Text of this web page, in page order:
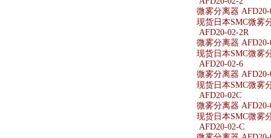
微雾分离器 AFD20-
现货日本SMC微雾
AFD20-02-2R
微雾分离器 AFD20-
现货日本SMC微雾
AFD20-02-6
微雾分离器 AFD20-
现货日本SMC微雾
AFD20-02C
微雾分离器 AFD20-
现货日本SMC微雾
AFD20-02-C